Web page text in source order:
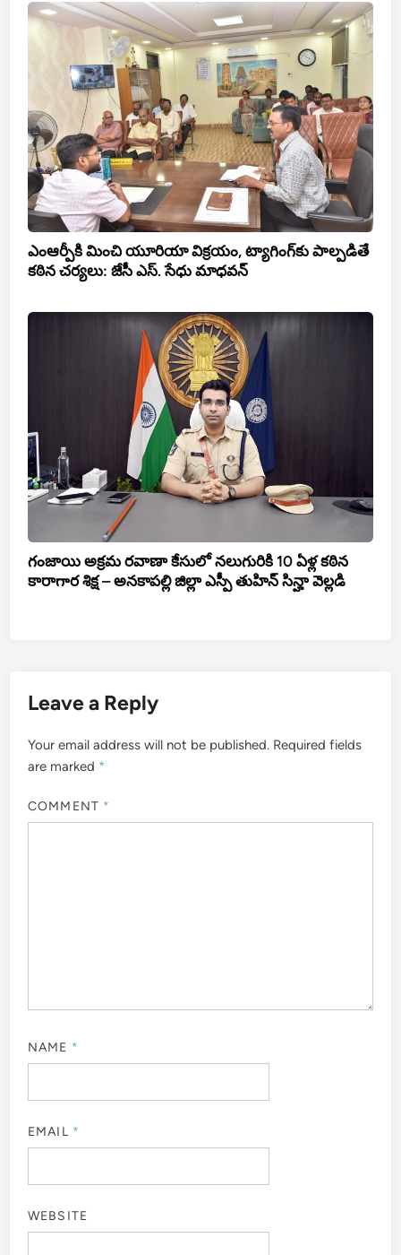
ఎంఆర్పీకి మించి యూరియా విక్రయం, ట్యాగింగ్‌కు పాల్పడితే
కఠిన చర్యలు: జేసీ ఎస్. సేధు మాధవన్
గంజాయి అక్రమ రవాణా కేసులో నలుగురికి 10 ఏళ్ల కఠిన
కారాగార శిక్ష – అనకాపల్లి జిల్లా ఎస్పీ తుహిన్ సిన్హా వెల్లడి
Leave a Reply
Your email address will not be published. Required fields
are marked *
COMMENT *
NAME *
EMAIL *
WEBSITE